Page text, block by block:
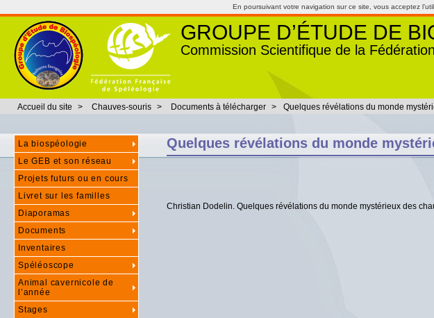
En poursuivant votre navigation sur ce site, vous acceptez
GROUPE D’ÉTUDE DE
Commission Scientifique de la
Accueil du site > Chauves-souris > Documents à télécharger > Quelques révélations du monde
Quelques révélations du monde
Christian Dodelin. Quelques révélations du monde mystérieux des
La biospéologie
Le GEB et son réseau
Projets futurs ou en cours
Livret sur les familles
Diaporamas
Documents
Inventaires
Spéléoscope
Animal cavernicole de
l’année
Stages